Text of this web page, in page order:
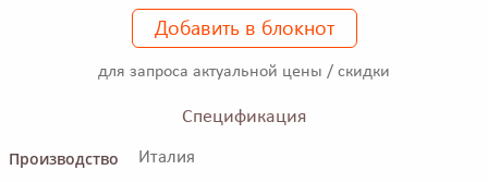
Добавить в блокнот
для запроса актуальной цены / скидки
Спецификация
Производство
Италия